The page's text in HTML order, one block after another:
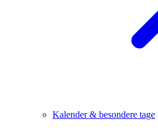
Kalender & besondere tage